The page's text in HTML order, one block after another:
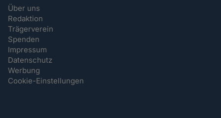
Über uns
Redaktion
Trägerverein
Spenden
Impressum
Datenschutz
Werbung
Cookie-Einstellungen